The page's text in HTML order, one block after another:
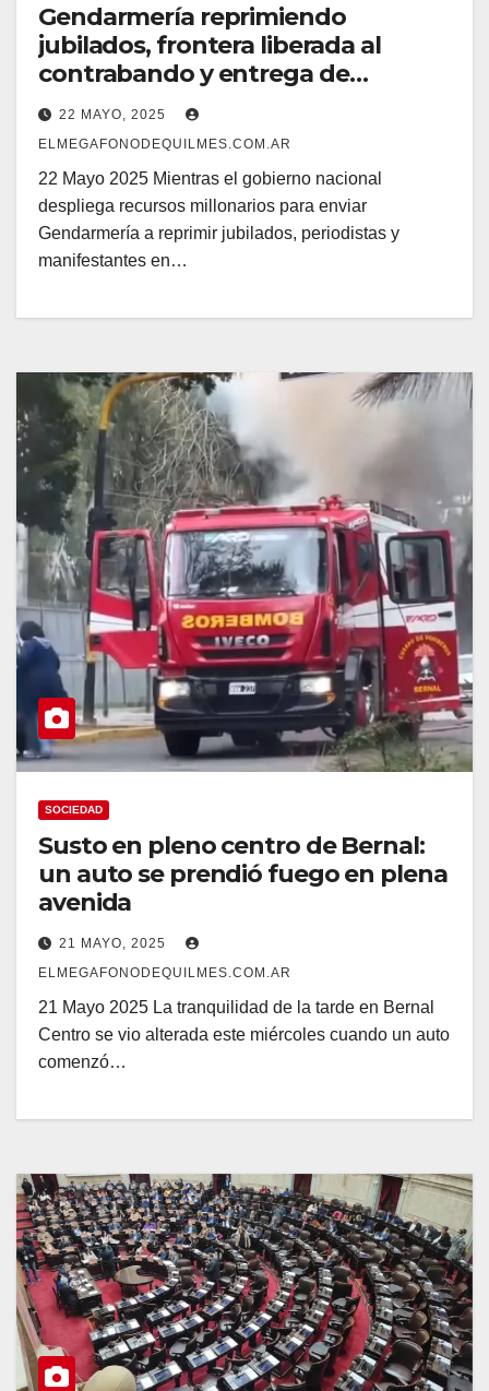
Gendarmería reprimiendo
jubilados, frontera liberada al
contrabando y entrega de
recursos estratégicos, incluida la
soberanía en Tierra del Fuego
22 MAYO, 2025
ELMEGAFONODEQUILMES.COM.AR
22 Mayo 2025 Mientras el gobierno nacional
despliega recursos millonarios para enviar
Gendarmería a reprimir jubilados, periodistas y
manifestantes en…
SOCIEDAD
Susto en pleno centro de Bernal:
un auto se prendió fuego en plena
avenida
21 MAYO, 2025
ELMEGAFONODEQUILMES.COM.AR
21 Mayo 2025 La tranquilidad de la tarde en Bernal
Centro se vio alterada este miércoles cuando un auto
comenzó…